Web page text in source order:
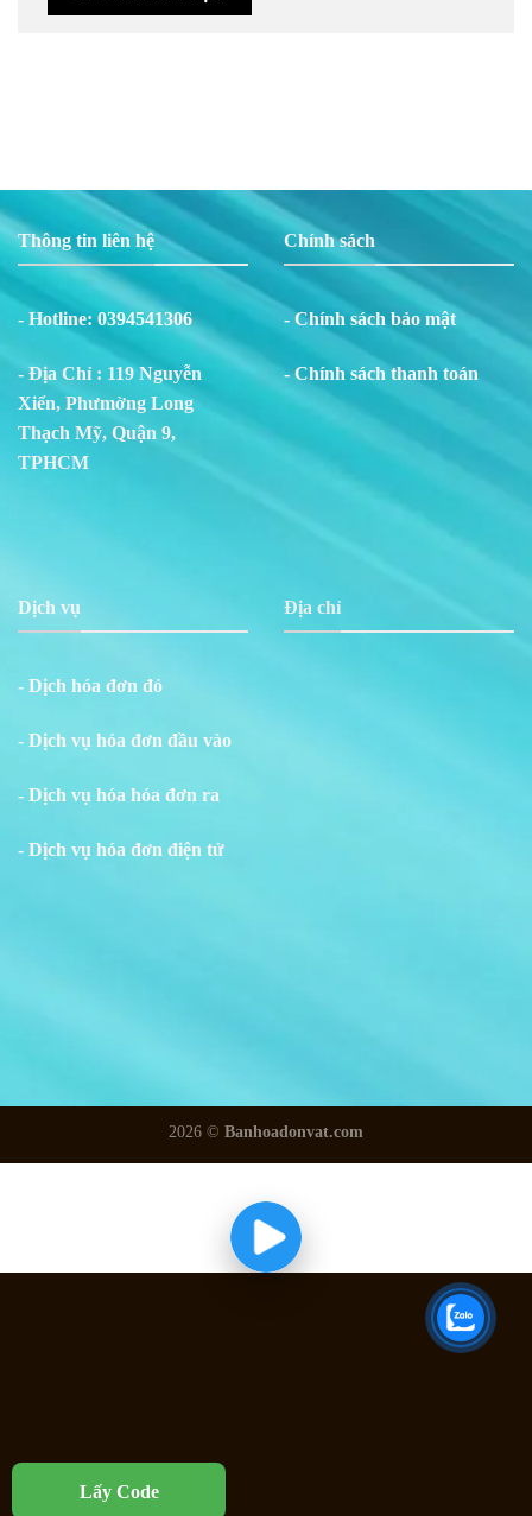
Thông tin liên hệ
- Hotline: 0394541306
- Địa Chỉ : 119 Nguyễn
Xiển, Phưmờng Long
Thạch Mỹ, Quận 9,
TPHCM
Chính sách
- Chính sách bảo mật
- Chính sách thanh toán
Dịch vụ
- Dịch hóa đơn đỏ
- Dịch vụ hóa đơn đầu vào
- Dịch vụ hóa hóa đơn ra
- Dịch vụ hóa đơn điện tử
Địa chỉ
2026 © Banhoadonvat.com
Lấy Code